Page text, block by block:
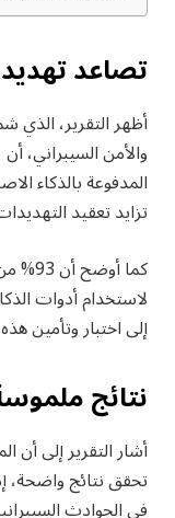
تصاعد
أظهر التقرير، الذي شمل 500 من كبار
المدفوعة بالذكاء
تزايد تعقيد
كما أوضح أن 93% من
إلى اختبار وتأمين
نتائج
أشار التقرير إلى